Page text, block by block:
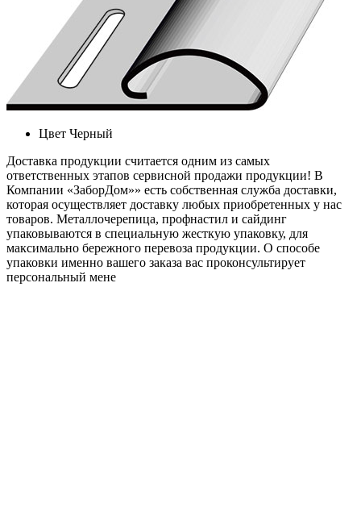
Цвет Черный
Доставка продукции считается одним из самых
ответственных этапов сервисной продажи продукции! В
Компании «ЗаборДом»» есть собственная служба доставки,
которая осуществляет доставку любых приобретенных у нас
товаров. Металлочерепица, профнастил и сайдинг
упаковываются в специальную жесткую упаковку, для
максимально бережного перевоза продукции. О способе
упаковки именно вашего заказа вас проконсультирует
персональный мене